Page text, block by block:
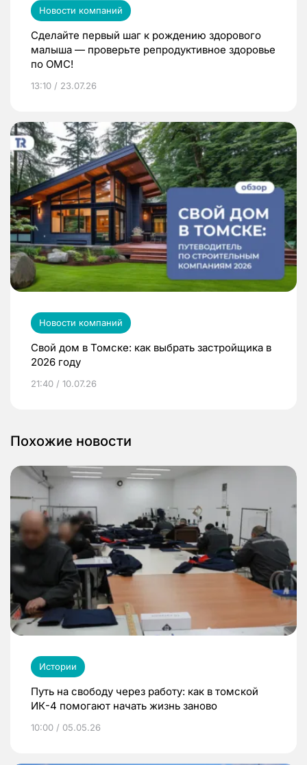
Новости компаний
Сделайте первый шаг к рождению здорового
малыша — проверьте репродуктивное здоровье
по ОМС!
13:10 / 23.07.26
Новости компаний
Свой дом в Томске: как выбрать застройщика в
2026 году
21:40 / 10.07.26
Похожие новости
Истории
Путь на свободу через работу: как в томской
ИК-4 помогают начать жизнь заново
10:00 / 05.05.26